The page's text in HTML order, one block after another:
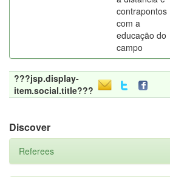
contrapontos
com a
educação do
campo
???jsp.display-
item.social.title???
Discover
Referees